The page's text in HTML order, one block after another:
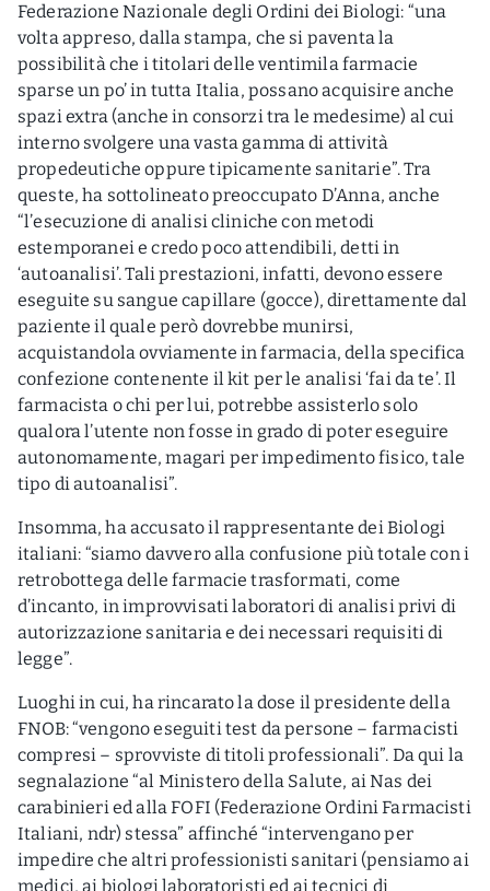
Federazione Nazionale degli Ordini dei Biologi: “una
volta appreso, dalla stampa, che si paventa la
possibilità che i titolari delle ventimila farmacie
sparse un po’ in tutta Italia, possano acquisire anche
spazi extra (anche in consorzi tra le medesime) al cui
interno svolgere una vasta gamma di attività
propedeutiche oppure tipicamente sanitarie”. Tra
queste, ha sottolineato preoccupato D’Anna, anche
“l’esecuzione di analisi cliniche con metodi
estemporanei e credo poco attendibili, detti in
‘autoanalisi’. Tali prestazioni, infatti, devono essere
eseguite su sangue capillare (gocce), direttamente dal
paziente il quale però dovrebbe munirsi,
acquistandola ovviamente in farmacia, della specifica
confezione contenente il kit per le analisi ‘fai da te’. Il
farmacista o chi per lui, potrebbe assisterlo solo
qualora l’utente non fosse in grado di poter eseguire
autonomamente, magari per impedimento fisico, tale
tipo di autoanalisi”.
Insomma, ha accusato il rappresentante dei Biologi
italiani: “siamo davvero alla confusione più totale con i
retrobottega delle farmacie trasformati, come
d’incanto, in improvvisati laboratori di analisi privi di
autorizzazione sanitaria e dei necessari requisiti di
legge”.
Luoghi in cui, ha rincarato la dose il presidente della
FNOB: “vengono eseguiti test da persone – farmacisti
compresi – sprovviste di titoli professionali”. Da qui la
segnalazione “al Ministero della Salute, ai Nas dei
carabinieri ed alla FOFI (Federazione Ordini Farmacisti
Italiani, ndr) stessa” affinché “intervengano per
impedire che altri professionisti sanitari (pensiamo ai
medici, ai biologi laboratoristi ed ai tecnici di